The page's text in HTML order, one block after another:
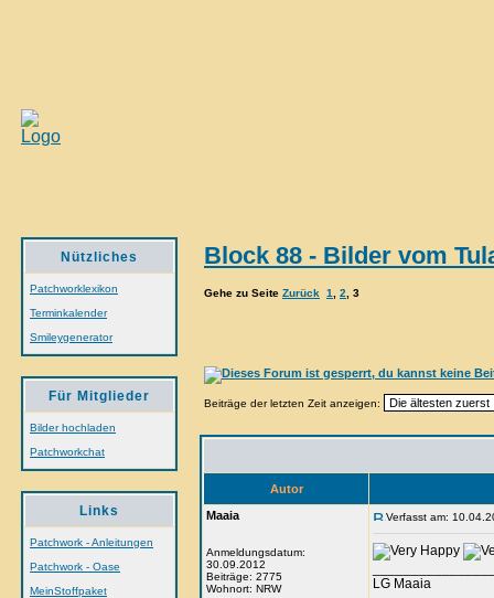
Nützliches
Patchworklexikon
Terminkalender
Smileygenerator
Für Mitglieder
Bilder hochladen
Patchworkchat
Links
Patchwork - Anleitungen
Patchwork - Oase
MeinStoffpaket
Block 88 - Bilder vom
Gehe zu Seite Zurück 1 2 3
Beiträge der letzten Zeit anzeigen:
Autor
Maaia
Anmeldungsdatum:
30.09.2012
Beiträge: 2775
Wohnort: NRW
Verfasst am:
LG Maaia